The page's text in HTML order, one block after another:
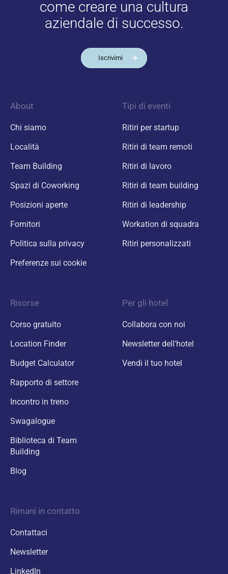
come creare una cultura
aziendale di successo.
Iscrivimi
About
Chi siamo
Località
Team Building
Spazi di Coworking
Posizioni aperte
Fornitori
Politica sulla privacy
Preferenze sui cookie
Tipi di eventi
Ritiri per startup
Ritiri di team remoti
Ritiri di lavoro
Ritiri di team building
Ritiri di leadership
Workation di squadra
Ritiri personalizzati
Risorse
Corso gratuito
Location Finder
Budget Calculator
Rapporto di settore
Incontro in treno
Swagalogue
Biblioteca di Team
Building
Blog
Per gli hotel
Collabora con noi
Newsletter dell'hotel
Vendi il tuo hotel
Rimani in contatto
Contattaci
Newsletter
LinkedIn